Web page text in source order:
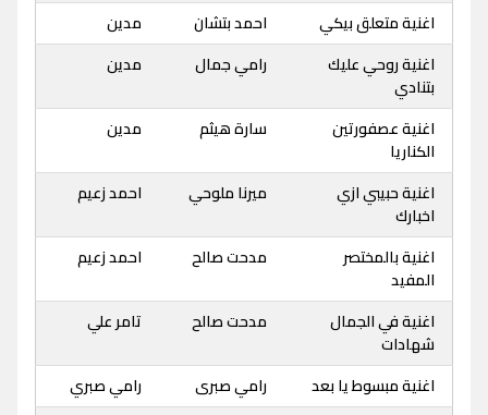
اغنية متعلق بيكي احمد بتشان
مدين
اغنية روحي عليك
بتنادي
رامي جمال مدين
اغنية عصفورتين
الكناريا
سارة هيثم مدين
اغنية حبيبي ازي
اخبارك
ميرنا ملوحي احمد زعيم
اغنية بالمختصر
المفيد
مدحت صالح احمد زعيم
اغنية في الجمال
شهادات
مدحت صالح تامر علي
اغنية مبسوط يا بعد رامي صبرى
رامي صبري